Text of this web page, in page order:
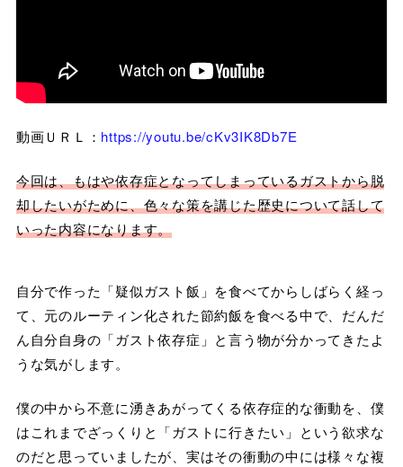
動画ＵＲＬ： https://youtu.be/cKv3IK8Db7E
今回は、もはや依存症となってしまっているガストから脱
却したいがために、色々な策を講じた歴史について話して
いった内容になります。
自分で作った「疑似ガスト飯」を食べてからしばらく経っ
て、元のルーティン化された節約飯を食べる中で、だんだ
ん自分自身の「ガスト依存症」と言う物が分かってきたよ
うな気がします。
僕の中から不意に湧きあがってくる依存症的な衝動を、僕
はこれまでざっくりと「ガストに行きたい」という欲求な
のだと思っていましたが、実はその衝動の中には様々な複